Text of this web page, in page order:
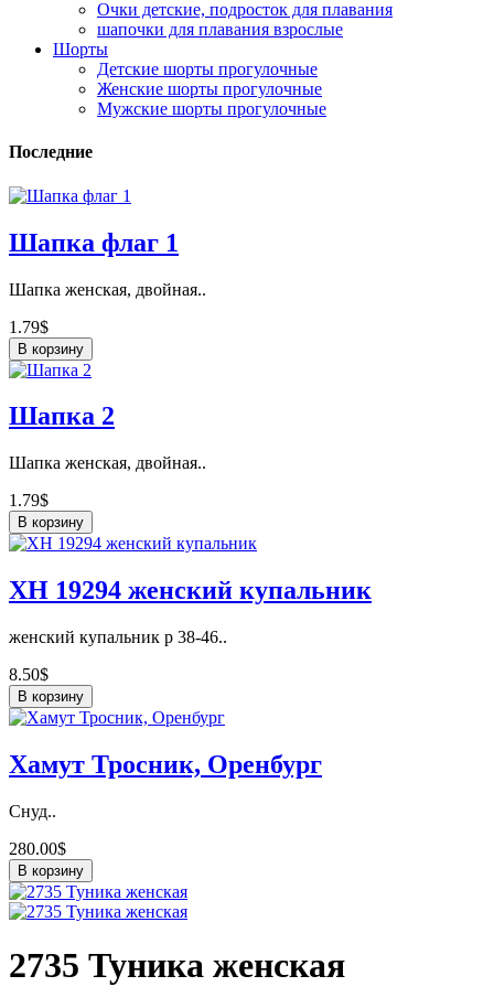
Очки детские, подросток для плавания
шапочки для плавания взрослые
Шорты
Детские шорты прогулочные
Женские шорты прогулочные
Мужские шорты прогулочные
Последние
Шапка флаг 1
Шапка женская, двойная..
1.79$
В корзину
Шапка 2
Шапка женская, двойная..
1.79$
В корзину
ХН 19294 женский купальник
женский купальник р 38-46..
8.50$
В корзину
Хамут Тросник, Оренбург
Снуд..
280.00$
В корзину
2735 Туникa женская